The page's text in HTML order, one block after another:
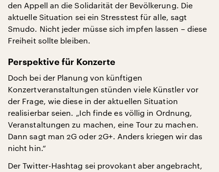
den Appell an die Solidarität der Bevölkerung. Die
aktuelle Situation sei ein Stresstest für alle, sagt
Smudo. Nicht jeder müsse sich impfen lassen – diese
Freiheit sollte bleiben.
Perspektive für Konzerte
Doch bei der Planung von künftigen
Konzertveranstaltungen stünden viele Künstler vor
der Frage, wie diese in der aktuellen Situation
realisierbar seien. „Ich finde es völlig in Ordnung,
Veranstaltungen zu machen, eine Tour zu machen.
Dann sagt man 2G oder 2G+. Anders kriegen wir das
nicht hin.“
Der Twitter-Hashtag sei provokant aber angebracht,